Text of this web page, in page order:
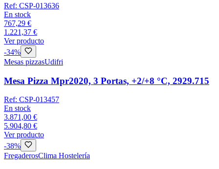
Ref: CSP-013636
En stock
767,29 €
1.221,37 €
Ver producto
-34%
Mesas pizzasUdifri
Mesa Pizza Mpr2020, 3 Portas, +2/+8 °C, 2929.715
Ref: CSP-013457
En stock
3.871,00 €
5.904,80 €
Ver producto
-38%
FregaderosClima Hostelería